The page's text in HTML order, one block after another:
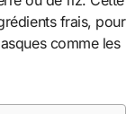
frais, pour
comme les